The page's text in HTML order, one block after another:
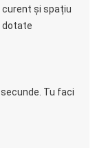
curent și spațiu
dotate
Tu faci